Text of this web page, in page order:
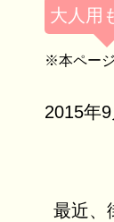
大人用
※本ペー
2015年9
最近、